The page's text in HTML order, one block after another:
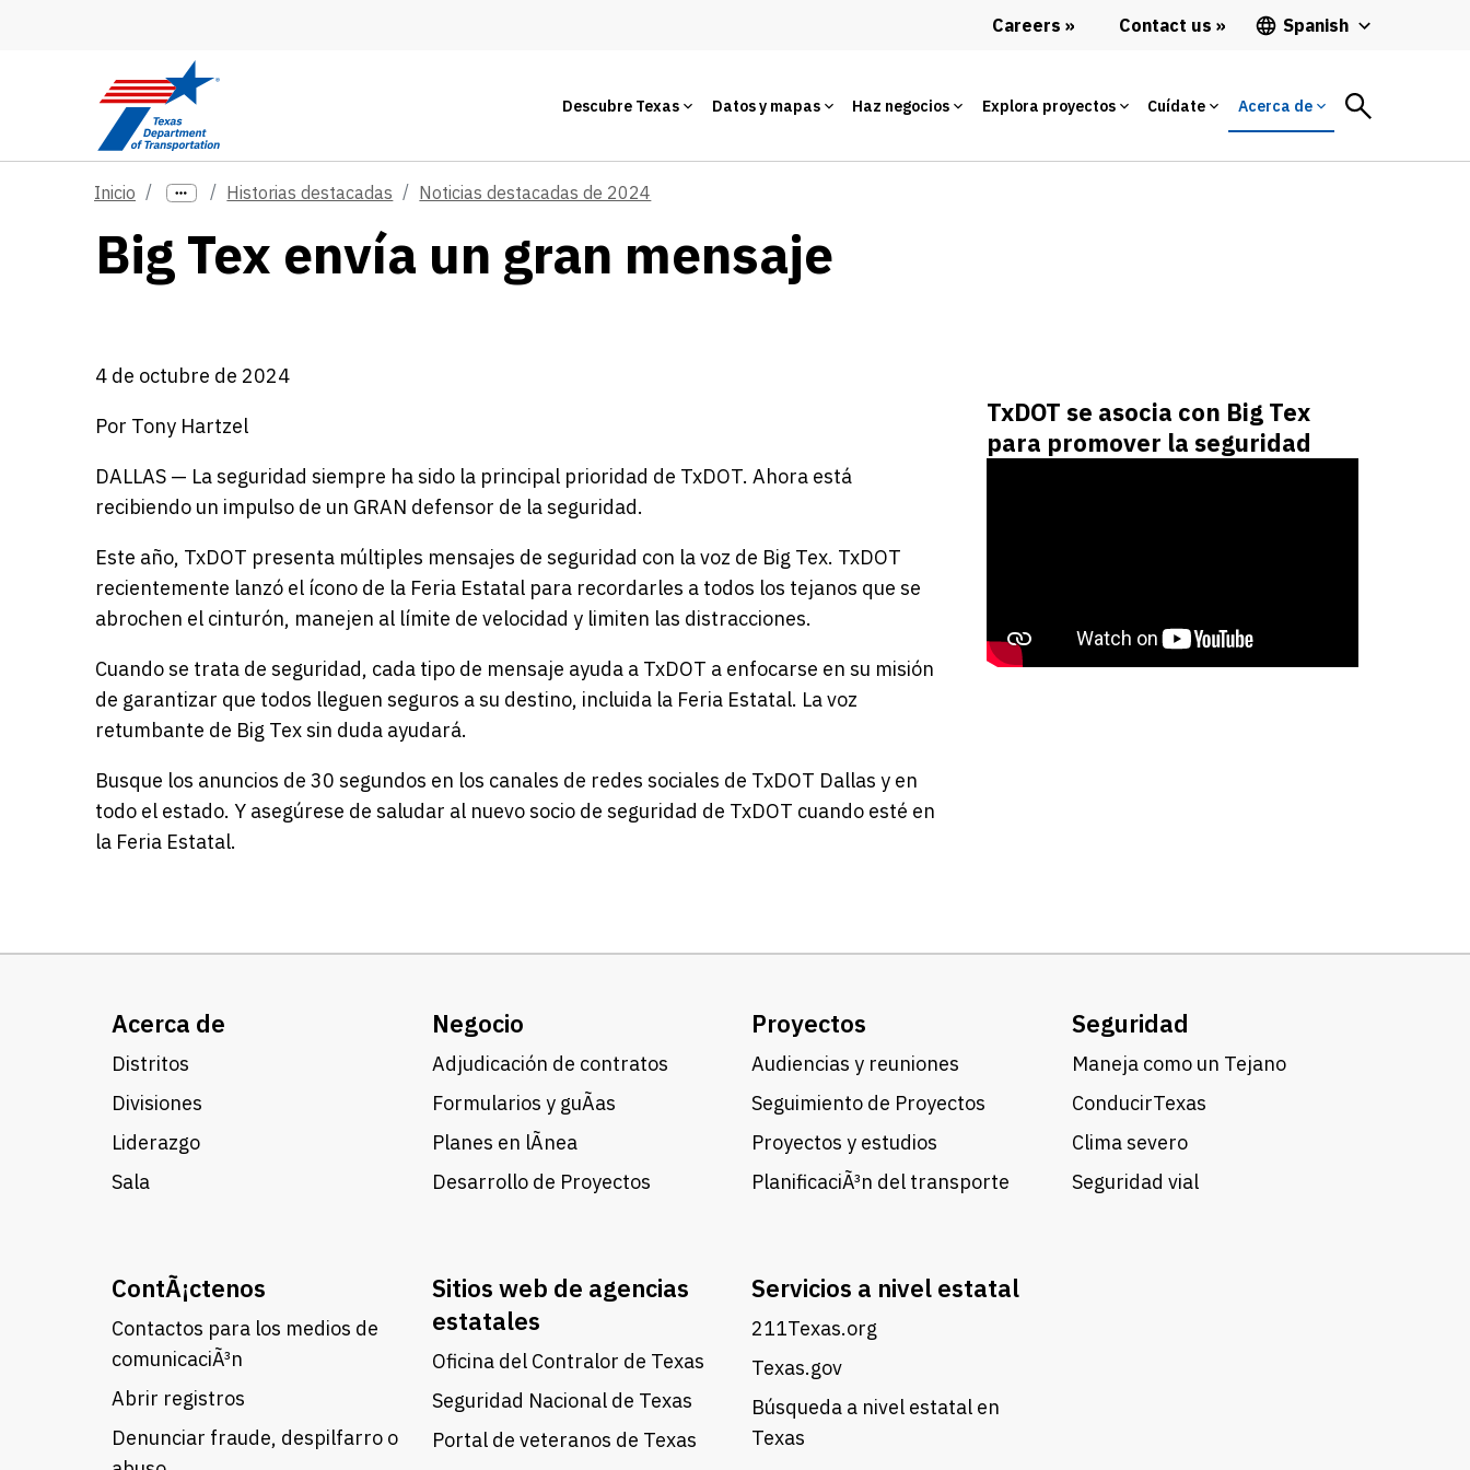
Careers Contact us Spanish
Descubre Texas Datos y mapas Haz negocios Explora proyectos Cuídate Acerca de
Inicio Historias destacadas Noticias destacadas de 2024
Big Tex envía un gran mensaje
4 de octubre de 2024
Por Tony Hartzel
DALLAS — La seguridad siempre ha sido la principal prioridad de TxDOT. Ahora está
recibiendo un impulso de un GRAN defensor de la seguridad.
Este año, TxDOT presenta múltiples mensajes de seguridad con la voz de Big Tex. TxDOT
recientemente lanzó el ícono de la Feria Estatal para recordarles a todos los tejanos que se
abrochen el cinturón, manejen al límite de velocidad y limiten las distracciones.
Cuando se trata de seguridad, cada tipo de mensaje ayuda a TxDOT a enfocarse en su misión
de garantizar que todos lleguen seguros a su destino, incluida la Feria Estatal. La voz
retumbante de Big Tex sin duda ayudará.
Busque los anuncios de 30 segundos en los canales de redes sociales de TxDOT Dallas y en
todo el estado. Y asegúrese de saludar al nuevo socio de seguridad de TxDOT cuando esté en
la Feria Estatal.
TxDOT se asocia con Big Tex
para promover la seguridad
Acerca de
Distritos
Divisiones
Liderazgo
Sala
Negocio
Adjudicación de contratos
Formularios y guÃ­as
Planes en lÃ­nea
Desarrollo de Proyectos
Proyectos
Audiencias y reuniones
Seguimiento de Proyectos
Proyectos y estudios
PlanificaciÃ³n del transporte
Seguridad
Maneja como un Tejano
ConducirTexas
Clima severo
Seguridad vial
ContÃ¡ctenos
Contactos para los medios de
comunicaciÃ³n
Abrir registros
Denunciar fraude, despilfarro o
Sitios web de agencias
estatales
Oficina del Contralor de Texas
Seguridad Nacional de Texas
Portal de veteranos de Texas
Servicios a nivel estatal
211Texas.org
Texas.gov
Búsqueda a nivel estatal en
Texas